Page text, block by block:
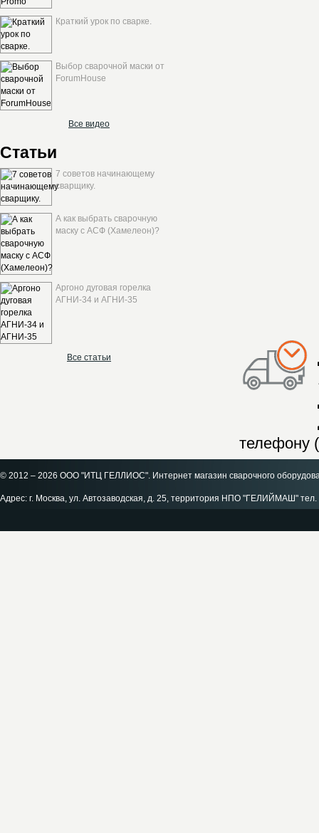
Краткий урок по сварке.
Выбор сварочной маски от
ForumHouse
Все видео
Статьи
7 советов начинающему
сварщику.
А как выбрать сварочную
маску с АСФ (Хамелеон)?
Аргоно дуговая горелка
АГНИ-34 и АГНИ-35
Все статьи
телефону
© 2012 – 2026 ООО "ИТЦ ГЕЛЛИОС". Интернет магазин сварочного
Адрес: г. Москва, ул. Автозаводская, д. 25, территория НПО "ГЕЛИЙМАШ"